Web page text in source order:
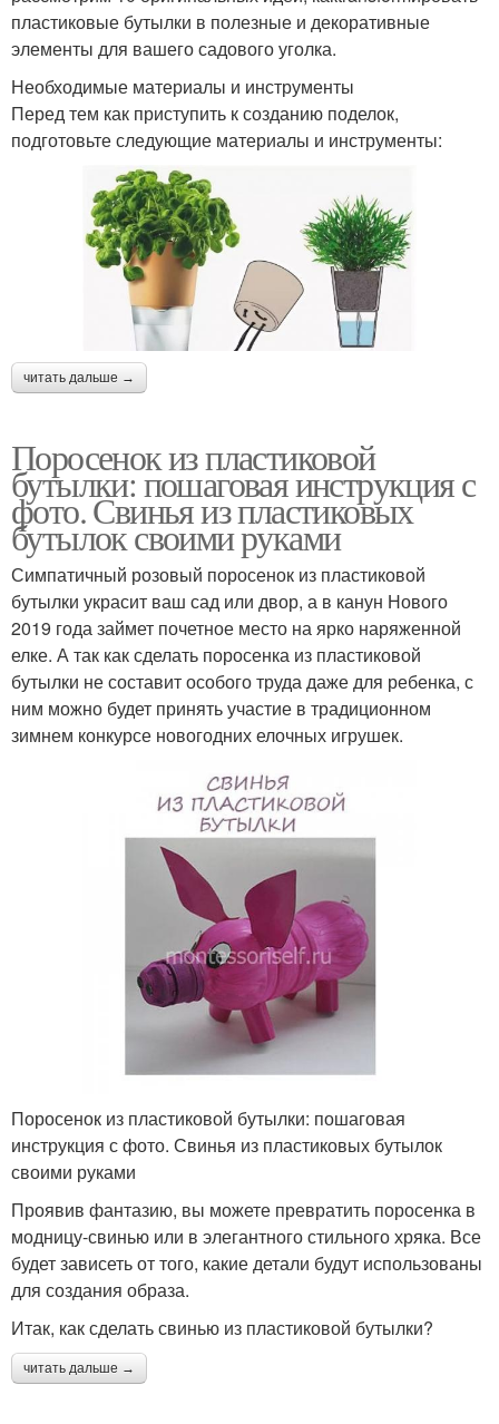
пластиковые бутылки в полезные и декоративные
элементы для вашего садового уголка.
Необходимые материалы и инструменты
Перед тем как приступить к созданию поделок,
подготовьте следующие материалы и инструменты:
читать дальше →
Поросенок из пластиковой
бутылки: пошаговая инструкция с
фото. Свинья из пластиковых
бутылок своими руками
Симпатичный розовый поросенок из пластиковой
бутылки украсит ваш сад или двор, а в канун Нового
2019 года займет почетное место на ярко наряженной
елке. А так как сделать поросенка из пластиковой
бутылки не составит особого труда даже для ребенка, с
ним можно будет принять участие в традиционном
зимнем конкурсе новогодних елочных игрушек.
Поросенок из пластиковой бутылки: пошаговая
инструкция с фото. Свинья из пластиковых бутылок
своими руками
Проявив фантазию, вы можете превратить поросенка в
модницу-свинью или в элегантного стильного хряка. Все
будет зависеть от того, какие детали будут использованы
для создания образа.
Итак, как сделать свинью из пластиковой бутылки?
читать дальше →